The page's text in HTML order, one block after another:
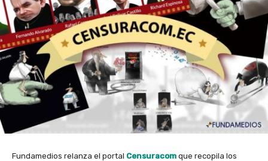
Fundamedios relanza el portal Censuracom que recopila los